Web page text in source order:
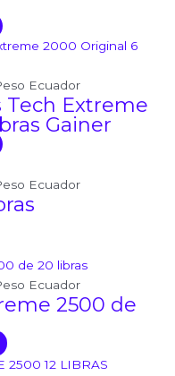
Ecuador
Tech Extreme
Gainer
Ecuador
Ecuador
2500 de